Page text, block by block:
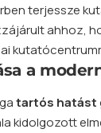
terjessze
ahhoz,
a
tartós hatást
kidolgozott